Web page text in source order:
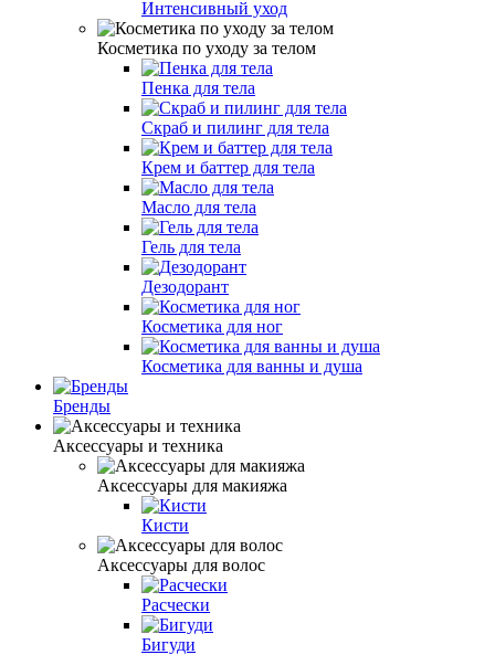
Интенсивный уход
Косметика по уходу за телом
Пенка для тела
Скраб и пилинг для тела
Крем и баттер для тела
Масло для тела
Гель для тела
Дезодорант
Косметика для ног
Косметика для ванны и душа
Бренды
Аксессуары и техника
Аксессуары для макияжа
Кисти
Аксессуары для волос
Расчески
Бигуди